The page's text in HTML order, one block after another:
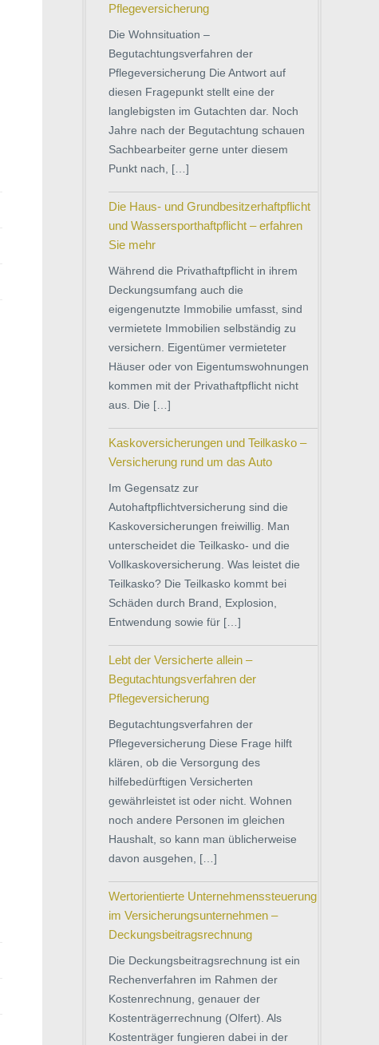
Pflegeversicherung
Die Wohnsituation –
Begutachtungsverfahren der
Pflegeversicherung Die Antwort auf
diesen Fragepunkt stellt eine der
langlebigsten im Gutachten dar. Noch
Jahre nach der Begutachtung schauen
Sachbearbeiter gerne unter diesem
Punkt nach, […]
Die Haus- und Grundbesitzerhaftpflicht
und Wassersporthaftpflicht – erfahren
Sie mehr
Während die Privathaftpflicht in ihrem
Deckungsumfang auch die
eigengenutzte Immobilie umfasst, sind
vermietete Immobilien selbständig zu
versichern. Eigentümer vermieteter
Häuser oder von Eigentumswohnungen
kommen mit der Privathaftpflicht nicht
aus. Die […]
Kaskoversicherungen und Teilkasko –
Versicherung rund um das Auto
Im Gegensatz zur
Autohaftpflichtversicherung sind die
Kaskoversicherungen freiwillig. Man
unterscheidet die Teilkasko- und die
Vollkaskoversicherung. Was leistet die
Teilkasko? Die Teilkasko kommt bei
Schäden durch Brand, Explosion,
Entwendung sowie für […]
Lebt der Versicherte allein –
Begutachtungsverfahren der
Pflegeversicherung
Begutachtungsverfahren der
Pflegeversicherung Diese Frage hilft
klären, ob die Versorgung des
hilfebedürftigen Versicherten
gewährleistet ist oder nicht. Wohnen
noch andere Personen im gleichen
Haushalt, so kann man üblicherweise
davon ausgehen, […]
Wertorientierte Unternehmenssteuerung
im Versicherungsunternehmen –
Deckungsbeitragsrechnung
Die Deckungsbeitragsrechnung ist ein
Rechenverfahren im Rahmen der
Kostenrechnung, genauer der
Kostenträgerrechnung (Olfert). Als
Kostenträger fungieren dabei in der